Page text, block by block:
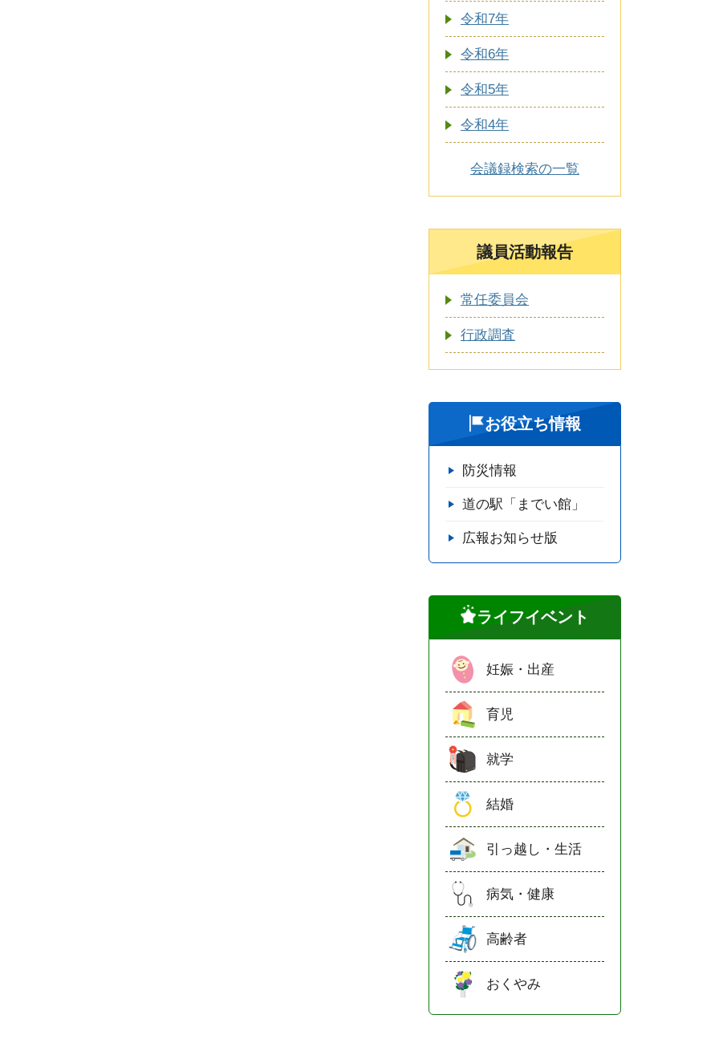
令和7年
令和6年
令和5年
令和4年
会議録検索の一覧
議員活動報告
常任委員会
行政調査
お役立ち情報
防災情報
道の駅「までい館」
広報お知らせ版
ライフイベント
妊娠・出産
育児
就学
結婚
引っ越し・生活
病気・健康
高齢者
おくやみ